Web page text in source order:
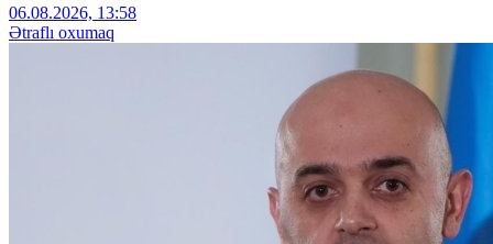
06.08.2026, 13:58
Ətraflı oxumaq